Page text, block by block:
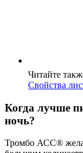
Читайте
Свойства
Когда лучше
ночь?
Тромбо АСС®